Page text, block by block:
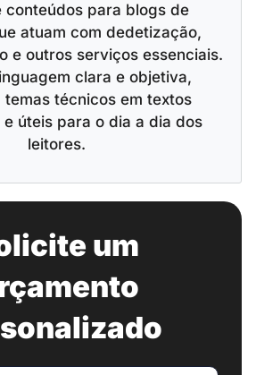
conteúdos para blogs de
atuam com dedetização,
e outros serviços essenciais.
clara e objetiva,
técnicos em textos
úteis para o dia a dia dos
leitores.
um